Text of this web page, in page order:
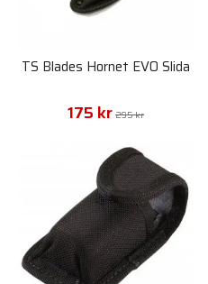
TS Blades Hornet EVO Slida
175 kr 295 kr